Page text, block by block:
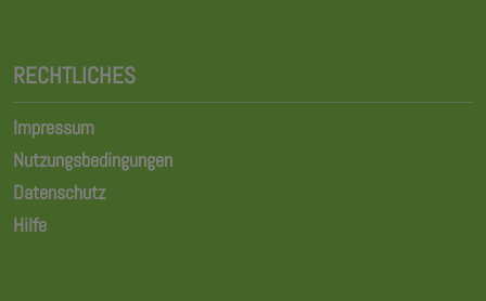
RECHTLICHES
Impressum
Nutzungsbedingungen
Datenschutz
Hilfe